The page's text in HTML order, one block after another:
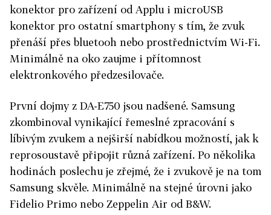
konektor pro zařízení od Applu i microUSB
konektor pro ostatní smartphony s tím, že zvuk
přenáší přes bluetooh nebo prostřednictvím Wi-Fi.
Minimálně na oko zaujme i přítomnost
elektronkového předzesilovače.
První dojmy z DA-E750 jsou nadšené. Samsung
zkombinoval vynikající řemeslné zpracování s
líbivým zvukem a nejširší nabídkou možností, jak k
reprosoustavě připojit různá zařízení. Po několika
hodinách poslechu je zřejmé, že i zvukově je na tom
Samsung skvěle. Minimálně na stejné úrovni jako
Fidelio Primo nebo Zeppelin Air od B&W.